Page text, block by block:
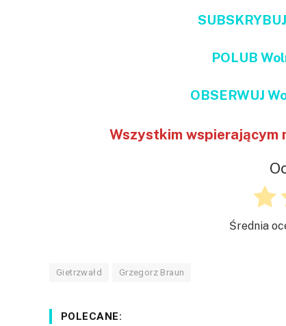
POLUB
OBSERWUJ
Wszystkim wspierającym
Średnia
Gietrzwałd Grzegorz Braun
POLECANE: